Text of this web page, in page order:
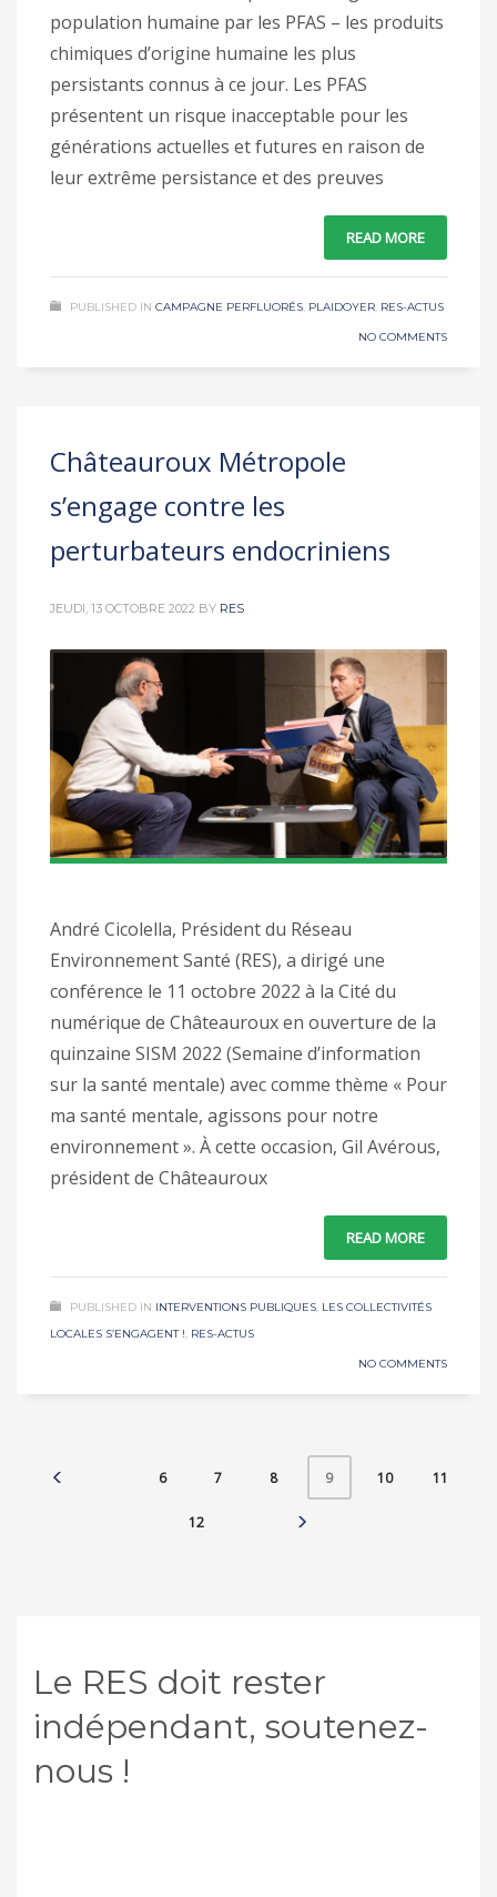
population humaine par les PFAS – les produits
chimiques d’origine humaine les plus
persistants connus à ce jour. Les PFAS
présentent un risque inacceptable pour les
générations actuelles et futures en raison de
leur extrême persistance et des preuves
READ MORE
PUBLISHED IN CAMPAGNE PERFLUORÉS, PLAIDOYER, RES-ACTUS
NO COMMENTS
Châteauroux Métropole
s’engage contre les
perturbateurs endocriniens
JEUDI, 13 OCTOBRE 2022 BY RES
André Cicolella, Président du Réseau
Environnement Santé (RES), a dirigé une
conférence le 11 octobre 2022 à la Cité du
numérique de Châteauroux en ouverture de la
quinzaine SISM 2022 (Semaine d’information
sur la santé mentale) avec comme thème « Pour
ma santé mentale, agissons pour notre
environnement ». À cette occasion, Gil Avérous,
président de Châteauroux
READ MORE
PUBLISHED IN INTERVENTIONS PUBLIQUES, LES COLLECTIVITÉS
LOCALES S’ENGAGENT !, RES-ACTUS
NO COMMENTS
6 7 8 9 10 11
12
Le RES doit rester
indépendant, soutenez-
nous !